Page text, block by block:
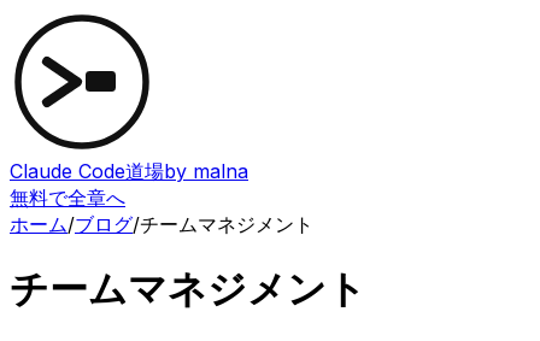
Claude Code道場by malna
無料で全章へ
ホーム/ブログ/チームマネジメント
チームマネジメント